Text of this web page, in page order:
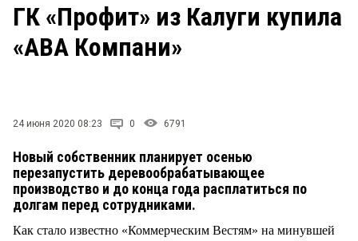
ЗАКОН Рейтинги
ГК «Профит» из Калуги купила
«АВА Компани»
24 июня 2020 08:23 0 6791
Новый собственник планирует осенью
перезапустить деревообрабатывающее
производство и до конца года расплатиться по
долгам перед сотрудниками.
Как стало известно «Коммерческим Вестям» на минувшей